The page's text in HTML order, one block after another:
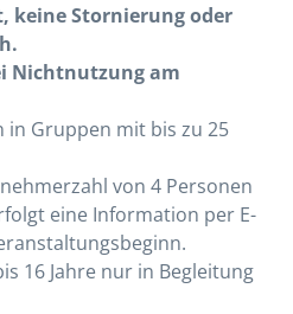
keine Stornierung oder
Nichtnutzung am
in Gruppen mit bis zu 25
von 4 Personen
eine Information per E-
16 Jahre nur in Begleitung